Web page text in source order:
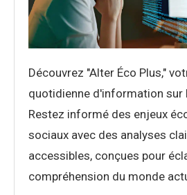
Découvrez "Alter Éco Plus,"
quotidienne d'information sur
Restez informé des enjeux
sociaux avec des analyses
accessibles, conçues pour
compréhension du monde